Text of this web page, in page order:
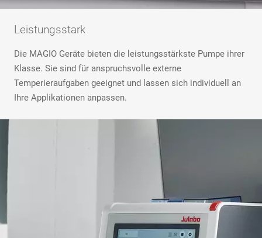
Leistungsstark
Die MAGIO Geräte bieten die leistungsstärkste Pumpe ihrer
Klasse. Sie sind für anspruchsvolle externe
Temperieraufgaben geeignet und lassen sich individuell an
Ihre Applikationen anpassen.